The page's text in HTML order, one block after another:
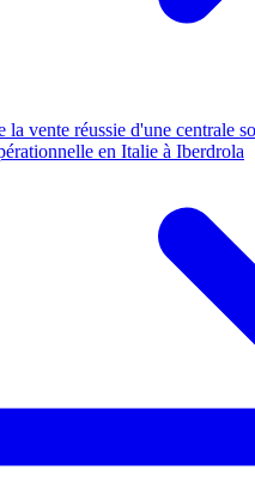
la vente réussie d'une centrale
en Italie à Iberdrola